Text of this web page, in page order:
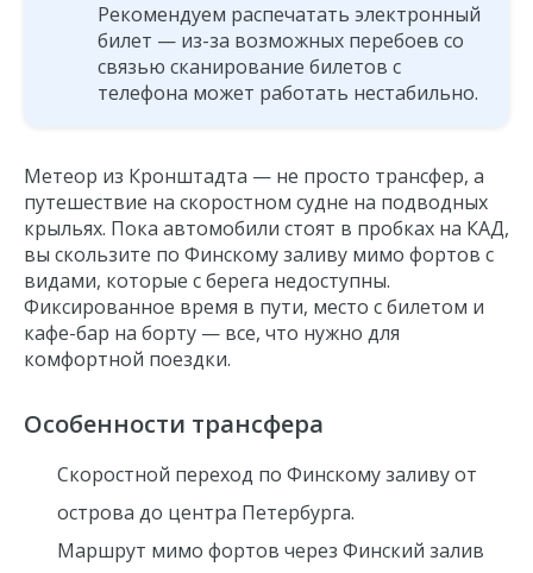
Рекомендуем распечатать электронный
билет — из-за возможных перебоев со
связью сканирование билетов с
телефона может работать нестабильно.
Метеор из Кронштадта — не просто трансфер, а
путешествие на скоростном судне на подводных
крыльях. Пока автомобили стоят в пробках на КАД,
вы скользите по Финскому заливу мимо фортов с
видами, которые с берега недоступны.
Фиксированное время в пути, место с билетом и
кафе-бар на борту — все, что нужно для
комфортной поездки.
Особенности трансфера
Скоростной переход по Финскому заливу от
острова до центра Петербурга.
Маршрут мимо фортов через Финский залив